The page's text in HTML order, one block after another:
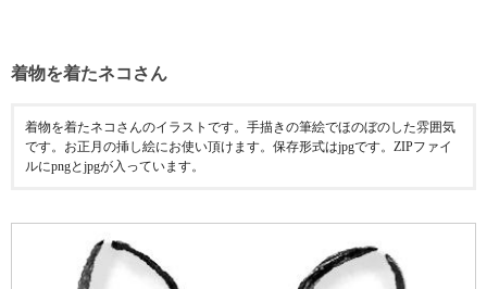
着物を着たネコさん
着物を着たネコさんのイラストです。手描きの筆絵でほのぼのした雰囲気
です。お正月の挿し絵にお使い頂けます。保存形式はjpgです。ZIPファイ
ルにpngとjpgが入っています。